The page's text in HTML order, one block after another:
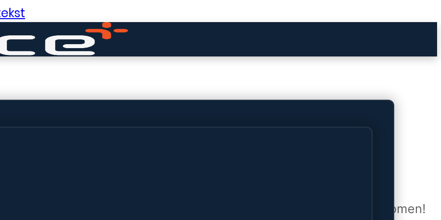
dingen in het verschiet
winkel wordt momenteel gebouwd en zal binnenkort online komen!